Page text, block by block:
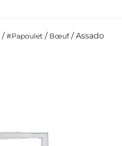
/#Papoulet / Bœuf / Assado